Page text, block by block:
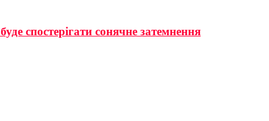
спостерігати сонячне затемнення